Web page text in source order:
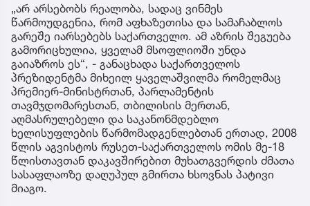
„არ არსებობს რეალობა, სადაც ვინმეს
წარმოუდგენია, რომ აფხაზეთისა და სამაჩაბლოს
გარეშე იარსებებს საქართველო. ამ აზრის შეგუება
გამორიცხულია, ყველამ მსოფლიოში უნდა
გაიაზროს ეს“, - განაცხადა საქართველოს
პრეზიდენტმა მიხეილ ყაველაშვილმა რომელმაც
პრემიერ-მინისტრთან, პარლამენტის
თავმჯდომარესთან, თბილისის მერთან,
აღმასრულებელი და საკანონმდებლო
ხელისუფლების წარმომადგენლებთან ერთად, 2008
წლის აგვისტოს რუსეთ-საქართველოს ომის მე-18
წლისთავთან დაკავშირებით მუხათგვერდის ძმათა
სასაფლაოზე დაღუპულ გმირთა ხსოვნას პატივი
მიაგო.